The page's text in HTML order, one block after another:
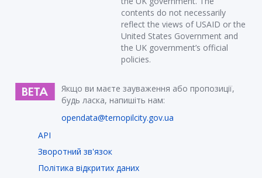
contents do not necessarily
reflect the views of USAID or the
United States Government and
the UK government’s official
policies.
Якщо ви маєте зауваження або пропозиції,
будь ласка, напишіть нам:
opendata@ternopilcity.gov.ua
API
Зворотний зв'язок
Політика відкритих даних